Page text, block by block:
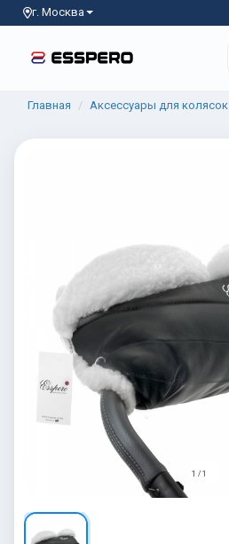
г. Москва
Главная Аксессуары для колясок
1 / 1